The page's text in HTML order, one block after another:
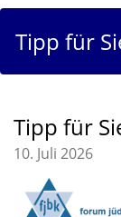
Tipp für
Tipp für
10. Juli 2026